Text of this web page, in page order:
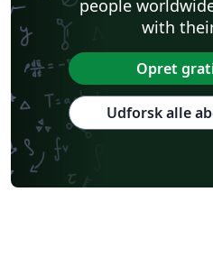
people
with
Opret
Udforsk alle